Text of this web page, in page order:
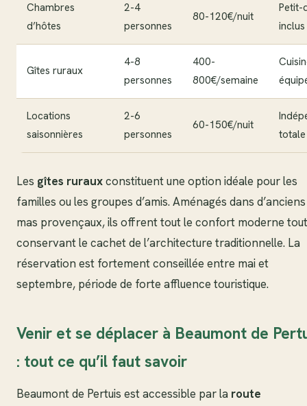
Chambres
d’hôtes
2-4
personnes
80-120€/nuit
Petit-
inclus
Gîtes ruraux
4-8
personnes
400-
800€/semaine
Locations
saisonnières
2-6
personnes
60-150€/nuit
totale
Les gîtes rurauxconstituent une option idéale pour les
familles ou les groupes d’amis. Aménagés dans d’anciens
mas provençaux, ils offrent tout le confort moderne
conservant le cachet de l’architecture traditionnelle. La
réservation est fortement conseillée entre mai et
septembre, période de forte affluence touristique.
Venir et se déplacer à Beaumont de
: tout ce qu’il faut savoir
Beaumont de Pertuis est accessible par la route